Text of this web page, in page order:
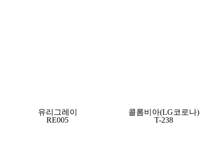
유리그레이
RE005
콜롬비아(LG코로나)
T-238